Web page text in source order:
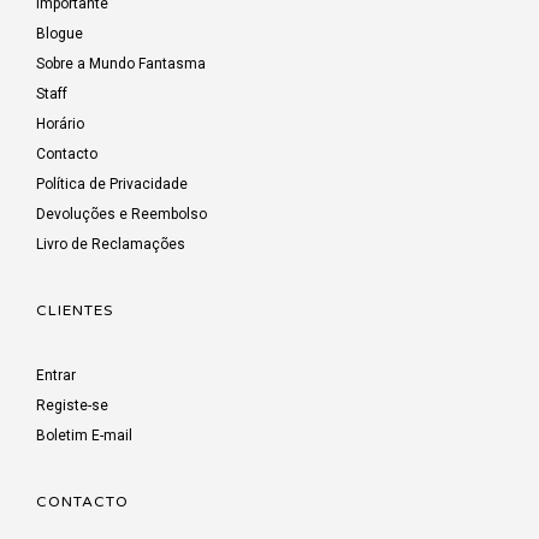
Blogue
Sobre a Mundo Fantasma
Staff
Horário
Contacto
Política de Privacidade
Devoluções e Reembolso
Livro de Reclamações
CLIENTES
Entrar
Registe-se
Boletim E-mail
CONTACTO